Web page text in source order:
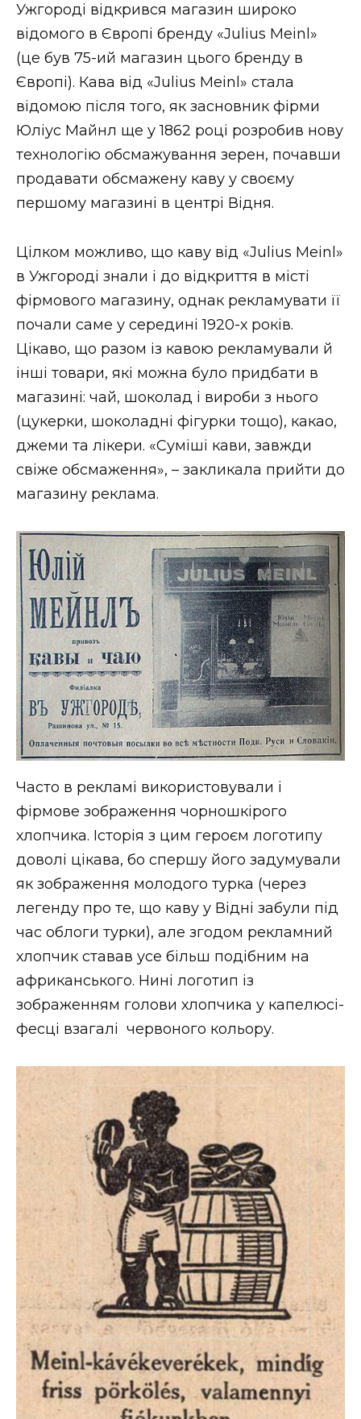
Ужгороді відкрився магазин широко
відомого в Європі бренду «Julius Meinl»
(це був 75-ий магазин цього бренду в
Європі). Кава від «Julius Meinl» стала
відомою після того, як засновник фірми
Юліус Майнл ще у 1862 році розробив нову
технологію обсмажування зерен, почавши
продавати обсмажену каву у своєму
першому магазині в центрі Відня.
Цілком можливо, що каву від «Julius Meinl»
в Ужгороді знали і до відкриття в місті
фірмового магазину, однак рекламувати її
почали саме у середині 1920-х років.
Цікаво, що разом із кавою рекламували й
інші товари, які можна було придбати в
магазині: чай, шоколад і вироби з нього
(цукерки, шоколадні фігурки тощо), какао,
джеми та лікери. «Суміші кави, завжди
свіже обсмаження», – закликала прийти до
магазину реклама.
Часто в рекламі використовували і
фірмове зображення чорношкірого
хлопчика. Історія з цим героєм логотипу
доволі цікава, бо спершу його задумували
як зображення молодого турка (через
легенду про те, що каву у Відні забули під
час облоги турки), але згодом рекламний
хлопчик ставав усе більш подібним на
африканського. Нині логотип із
зображенням голови хлопчика у капелюсі-
фесці взагалі червоного кольору.